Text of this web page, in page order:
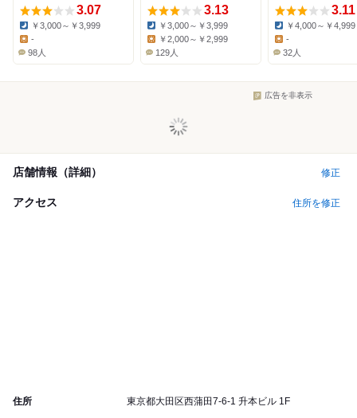
3.07
Dinner:
￥3,000～￥3,999
-
98人
3.13
Dinner:
￥3,000～￥3,999
￥2,000～￥2,999
129人
3.11
Dinner:
￥4,000～￥4,999
-
32人
広告を非表示
店舗情報（詳細） 修正
アクセス 住所を修正
住所 東京都大田区西蒲田7-6-1 升本ビル 1F